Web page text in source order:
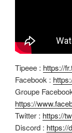
Tipeee : https://
Facebook :
Groupe
https://
Twitter : https://
Discord : https://